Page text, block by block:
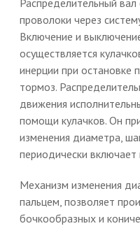
Распределительный
проволоки через
Включение и
осуществляется
инерции при остановке
тормоз.
движения
помощи кулачков. Он
изменения диаметра,
периодически
Механизм изменения
пальцем, позволяет
бочкообразных и